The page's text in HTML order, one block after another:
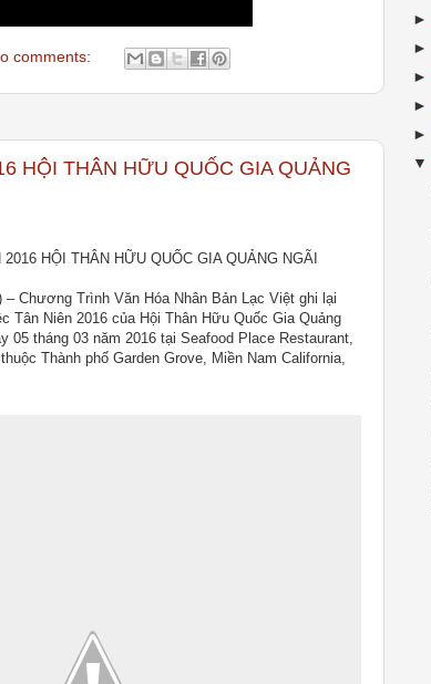
comments:
HỘI THÂN HỮU QUỐC GIA QUẢNG
HỘI THÂN HỮU QUỐC GIA QUẢNG NGÃI
– Chương Trình Văn Hóa Nhân Bản Lạc Việt ghi lại
Tân Niên 2016 của Hội Thân Hữu Quốc Gia Quảng
05 tháng 03 năm 2016 tại Seafood Place Restaurant,
Thành phố Garden Grove, Miền Nam California,
►
►
►
►
►
▼